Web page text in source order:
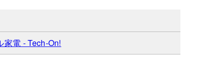
家電 - Tech-On!